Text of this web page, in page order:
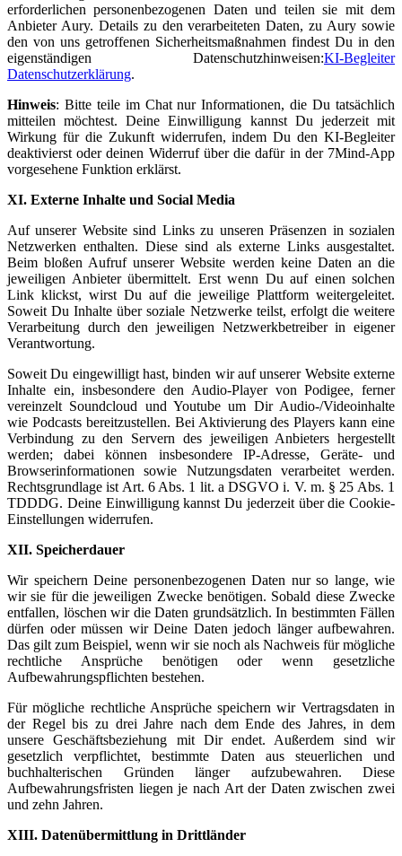
erforderlichen personenbezogenen Daten und teilen sie mit dem
Anbieter Aury. Details zu den verarbeiteten Daten, zu Aury sowie
den von uns getroffenen Sicherheitsmaßnahmen findest Du in den
eigenständigen Datenschutzhinweisen:KI-Begleiter
Datenschutzerklärung.
Hinweis: Bitte teile im Chat nur Informationen, die Du tatsächlich
mitteilen möchtest. Deine Einwilligung kannst Du jederzeit mit
Wirkung für die Zukunft widerrufen, indem Du den KI-Begleiter
deaktivierst oder deinen Widerruf über die dafür in der 7Mind-App
vorgesehene Funktion erklärst.
XI. Externe Inhalte und Social Media
Auf unserer Website sind Links zu unseren Präsenzen in sozialen
Netzwerken enthalten. Diese sind als externe Links ausgestaltet.
Beim bloßen Aufruf unserer Website werden keine Daten an die
jeweiligen Anbieter übermittelt. Erst wenn Du auf einen solchen
Link klickst, wirst Du auf die jeweilige Plattform weitergeleitet.
Soweit Du Inhalte über soziale Netzwerke teilst, erfolgt die weitere
Verarbeitung durch den jeweiligen Netzwerkbetreiber in eigener
Verantwortung.
Soweit Du eingewilligt hast, binden wir auf unserer Website externe
Inhalte ein, insbesondere den Audio-Player von Podigee, ferner
vereinzelt Soundcloud und Youtube um Dir Audio-/Videoinhalte
wie Podcasts bereitzustellen. Bei Aktivierung des Players kann eine
Verbindung zu den Servern des jeweiligen Anbieters hergestellt
werden; dabei können insbesondere IP-Adresse, Geräte- und
Browserinformationen sowie Nutzungsdaten verarbeitet werden.
Rechtsgrundlage ist Art. 6 Abs. 1 lit. a DSGVO i. V. m. § 25 Abs. 1
TDDDG. Deine Einwilligung kannst Du jederzeit über die Cookie-
Einstellungen widerrufen.
XII. Speicherdauer
Wir speichern Deine personenbezogenen Daten nur so lange, wie
wir sie für die jeweiligen Zwecke benötigen. Sobald diese Zwecke
entfallen, löschen wir die Daten grundsätzlich. In bestimmten Fällen
dürfen oder müssen wir Deine Daten jedoch länger aufbewahren.
Das gilt zum Beispiel, wenn wir sie noch als Nachweis für mögliche
rechtliche Ansprüche benötigen oder wenn gesetzliche
Aufbewahrungspflichten bestehen.
Für mögliche rechtliche Ansprüche speichern wir Vertragsdaten in
der Regel bis zu drei Jahre nach dem Ende des Jahres, in dem
unsere Geschäftsbeziehung mit Dir endet. Außerdem sind wir
gesetzlich verpflichtet, bestimmte Daten aus steuerlichen und
buchhalterischen Gründen länger aufzubewahren. Diese
Aufbewahrungsfristen liegen je nach Art der Daten zwischen zwei
und zehn Jahren.
XIII. Datenübermittlung in Drittländer